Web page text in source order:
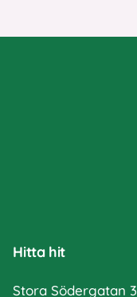
Hitta hit
Stora Södergatan 3